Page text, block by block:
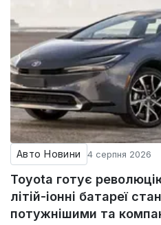
Авто Новини 4 серпня 2026
Toyota готує
літій-іонні батареї
потужнішими та